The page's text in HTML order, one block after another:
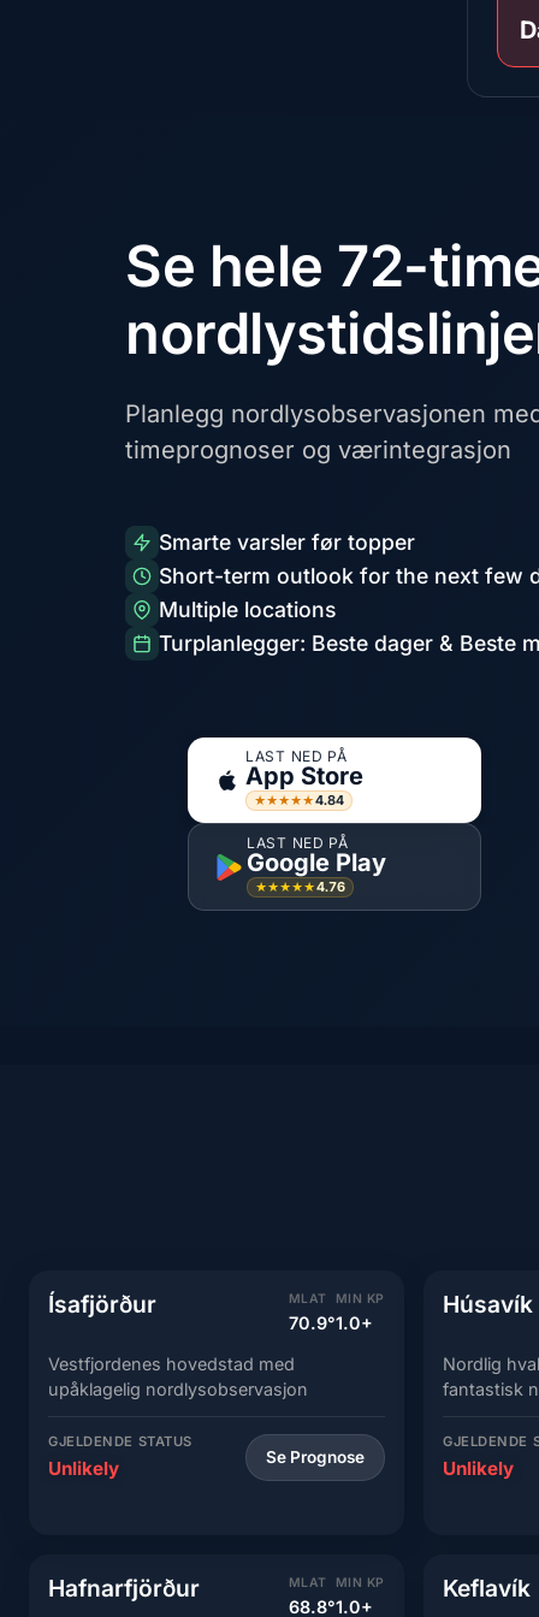
Se hele 72-
Planlegg nordlysobservasjonen
timeprognoser og værintegrasjon
Smarte varsler før topper
Short-term outlook for the next few
Multiple locations
Turplanlegger: Beste dager & Beste
LAST NED PÅ
App Store
★★★★★4.84
LAST NED PÅ
Google Play
★★★★★4.76
Ísafjörður MLAT
70.9°
MIN KP
1.0+
Vestfjordenes hovedstad med
upåklagelig nordlysobservasjon
GJELDENDE STATUS
Unlikely Se Prognose
Húsavík
Nordlig
fantastisk
GJELDENDE
Unlikely
Hafnarfjörður MLAT
68.8°
MIN KP
1.0+
Keflavík